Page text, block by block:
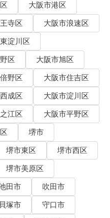
大阪市港区
寺区
大阪市浪速区
淀川区
区
大阪市旭区
野区
大阪市住吉区
成区
大阪市淀川区
江区
大阪市平野区
堺市
堺市東区
堺市西区
堺市美原区
田市
吹田市
貝塚市
守口市